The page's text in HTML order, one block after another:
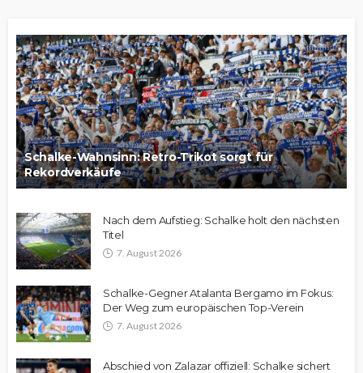
Schalke-Wahnsinn: Retro-Trikot sorgt für
Rekordverkäufe
Nach dem Aufstieg: Schalke holt den nächsten
Titel
7. August 2026
Schalke-Gegner Atalanta Bergamo im Fokus:
Der Weg zum europäischen Top-Verein
7. August 2026
Abschied von Zalazar offiziell: Schalke sichert